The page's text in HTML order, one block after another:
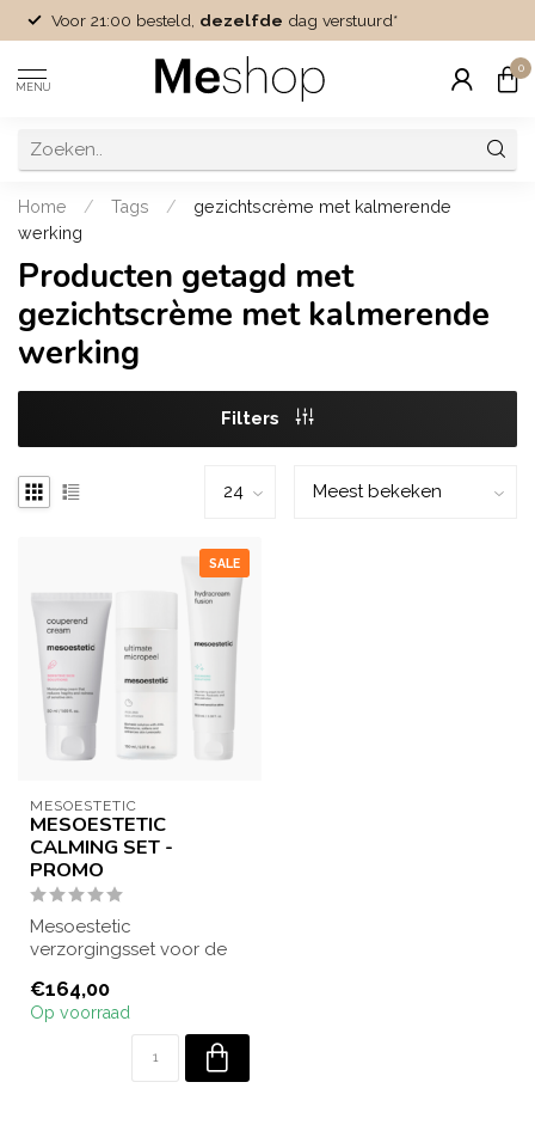
Voor 21:00 besteld, dezelfde dag verstuurd*
MENU
0
Home / Tags /
gezichtscrème met kalmerende
werking
Producten getagd met
gezichtscrème met kalmerende
werking
Filters
SALE
MESOESTETIC
MESOESTETIC
CALMING SET -
PROMO
Mesoestetic
verzorgingsset voor de
een zachte reiniging, e...
€164,00
Op voorraad